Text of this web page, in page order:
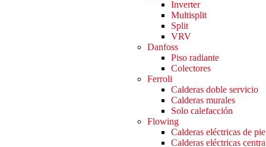
Inverter
Multisplit
Split
VRV
Danfoss
Piso radiante
Colectores
Ferroli
Calderas doble servicio
Calderas murales
Solo calefacción
Flowing
Calderas eléctricas de pie
Calderas eléctricas